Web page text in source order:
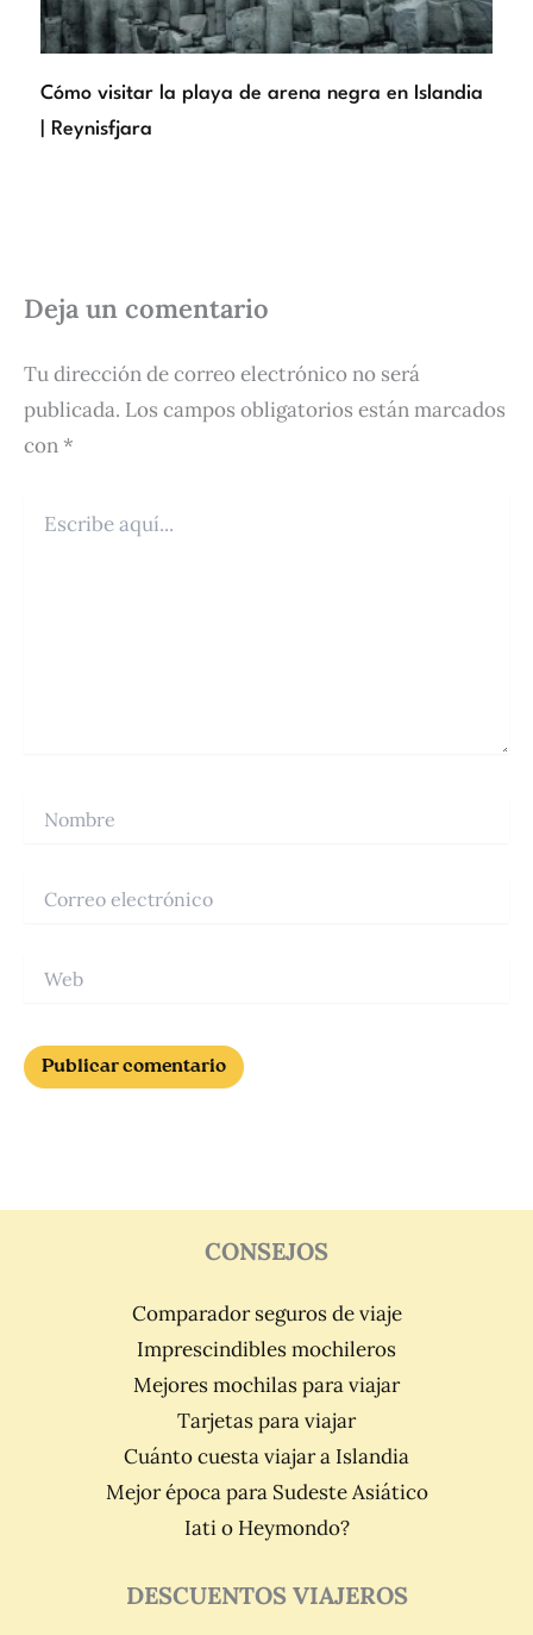
Cómo visitar la playa de arena negra en Islandia
| Reynisfjara
Deja un comentario
Tu dirección de correo electrónico no será
publicada. Los campos obligatorios están marcados
con*
aquí...
electrónico
CONSEJOS
Comparador seguros de viaje
Imprescindibles mochileros
Mejores mochilas para viajar
Tarjetas para viajar
Cuánto cuesta viajar a Islandia
Mejor época para Sudeste Asiático
Iati o Heymondo?
DESCUENTOS VIAJEROS